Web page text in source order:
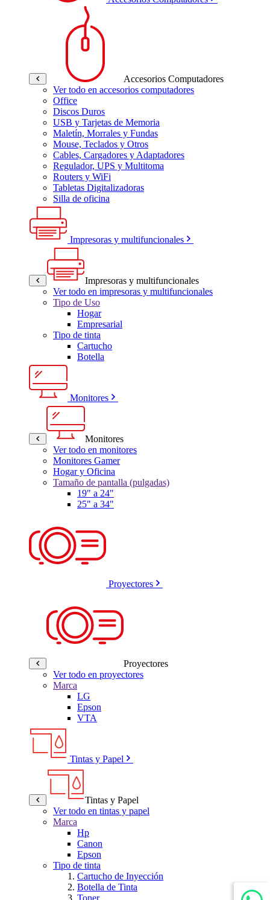
Accesorios Computadores
Ver todo en accesorios computadores
Office
Discos Duros
USB y Tarjetas de Memoria
Maletín, Morrales y Fundas
Mouse, Teclados y Otros
Cables, Cargadores y Adaptadores
Regulador, UPS y Multitoma
Routers y WiFi
Tabletas Digitalizadoras
Silla de oficina
Impresoras y multifuncionales
Impresoras y multifuncionales
Ver todo en impresoras y multifuncionales
Tipo de Uso
Hogar
Empresarial
Tipo de tinta
Cartucho
Botella
Monitores
Monitores
Ver todo en monitores
Monitores Gamer
Hogar y Oficina
Tamaño de pantalla (pulgadas)
19" a 24"
25" a 34"
Proyectores
Proyectores
Ver todo en proyectores
Marca
LG
Epson
VTA
Tintas y Papel
Tintas y Papel
Ver todo en tintas y papel
Marca
Hp
Canon
Epson
Tipo de tinta
Cartucho de Inyección
Botella de Tinta
Toner